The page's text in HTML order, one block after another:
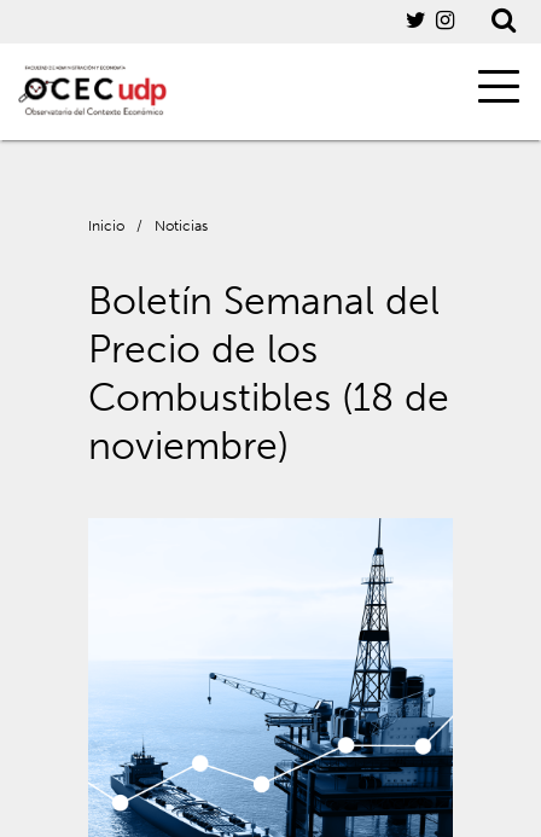
Inicio / Noticias
Boletín Semanal del
Precio de los
Combustibles (18 de
noviembre)